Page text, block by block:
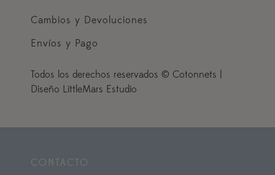
Cambios y Devoluciones
Envíos y Pago
Todos los derechos reservados © Cotonnets |
Diseño LittleMars Estudio
CONTACTO